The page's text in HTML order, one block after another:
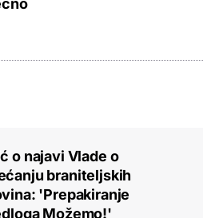
o najavi Vlade o
braniteljskih
'Prepakiranje
Možemo!'